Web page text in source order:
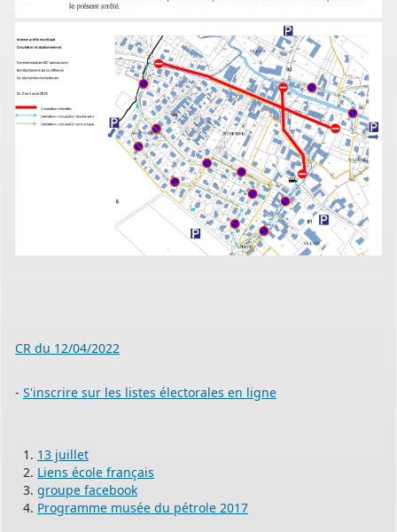
CR du 12/04/2022
- S'inscrire sur les listes électorales en ligne
13 juillet
Liens école français
groupe facebook
Programme musée du pétrole 2017
voie électronique (SVE)
(Permis de construire, d’aménager et de démolir, déclaration
et de prise en compte de votre dossier qu’un dépôt par papier.
Nous vous proposons un téléservice, destiné aux particuliers
comme aux professionnels,